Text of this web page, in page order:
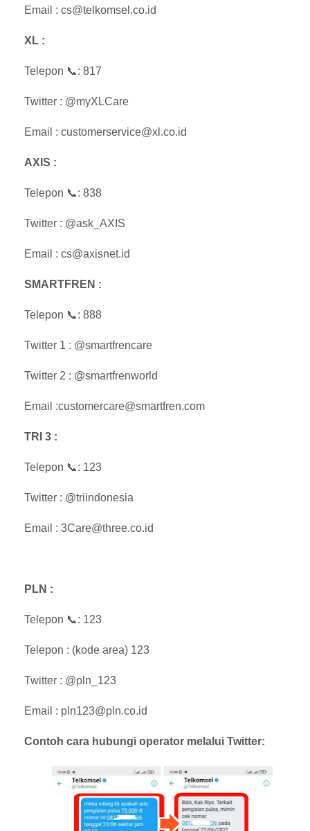
Email : cs@telkomsel.co.id
XL :
Telepon 📞: 817
Twitter : @myXLCare
Email : customerservice@xl.co.id
AXIS :
Telepon 📞: 838
Twitter : @ask_AXIS
Email : cs@axisnet.id
SMARTFREN :
Telepon 📞: 888
Twitter 1 : @smartfrencare
Twitter 2 : @smartfrenworld
Email :customercare@smartfren.com
TRI 3 :
Telepon 📞: 123
Twitter : @triindonesia
Email : 3Care@three.co.id
PLN :
Telepon 📞: 123
Telepon : (kode area) 123
Twitter : @pln_123
Email : pln123@pln.co.id
Contoh cara hubungi operator melalui Twitter: